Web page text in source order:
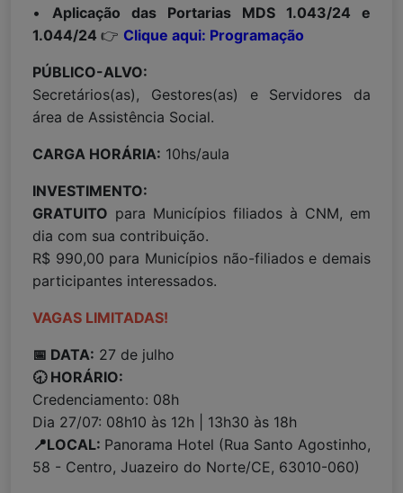
• Aplicação das Portarias MDS 1.043/24 e
1.044/24 👉 Clique aqui: Programação
PÚBLICO-ALVO:
Secretários(as), Gestores(as) e Servidores da
área de Assistência Social.
CARGA HORÁRIA: 10hs/aula
INVESTIMENTO:
GRATUITO para Municípios filiados à CNM, em
dia com sua contribuição.
R$ 990,00 para Municípios não-filiados e demais
participantes interessados.
VAGAS LIMITADAS!
📅 DATA: 27 de julho
🕣 HORÁRIO:
Credenciamento: 08h
Dia 27/07: 08h10 às 12h | 13h30 às 18h
📍LOCAL: Panorama Hotel (Rua Santo Agostinho,
58 - Centro, Juazeiro do Norte/CE, 63010-060)